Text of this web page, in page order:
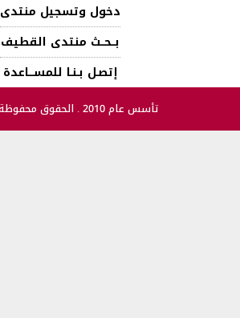
دخول وتسجيل منتدى
بــحــث منتدى القطيف
إتصـل بـنـا للمســـاعدة
تأسس عام 2010 . الحقوق محفوظة © 2026